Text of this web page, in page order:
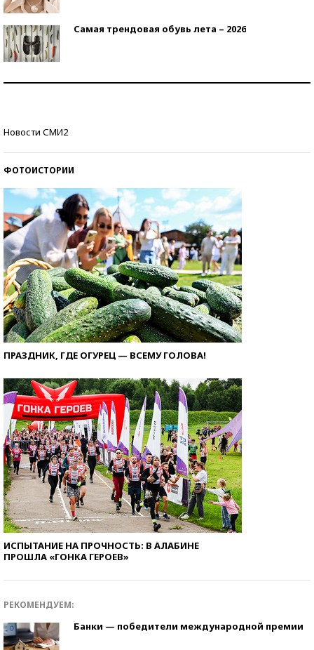
Самая трендовая обувь лета – 2026
Новости СМИ2
ФОТОИСТОРИИ
ПРАЗДНИК, ГДЕ ОГУРЕЦ — ВСЕМУ ГОЛОВА!
ИСПЫТАНИЕ НА ПРОЧНОСТЬ: В АЛАБИНЕ
ПРОШЛА «ГОНКА ГЕРОЕВ»
РЕКОМЕНДУЕМ:
Банки — победители международной премии